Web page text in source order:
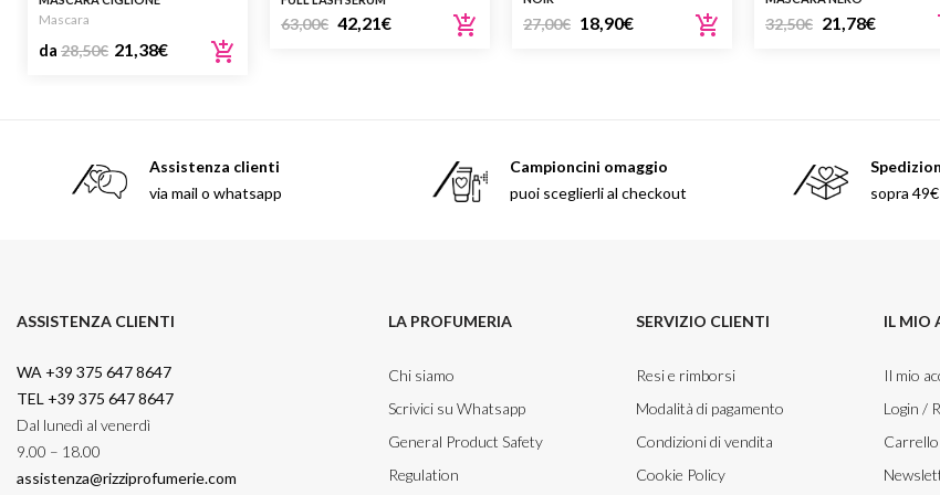
Mascara
da 28,50€ 21,38€
63,00€ 42,21€ 27,00€ 18,90€ 32,50€ 21,78€
Assistenza clienti
via mail o whatsapp
Campioncini omaggio
puoi sceglierli al checkout
sopra
ASSISTENZA CLIENTI
WA +39 375 647 8647
TEL +39 375 647 8647
Dal lunedì al venerdì
9.00 – 18.00
assistenza@rizziprofumerie.com
LA PROFUMERIA
Chi siamo
Scrivici su Whatsapp
General Product Safety
Regulation
SERVIZIO CLIENTI
Resi e rimborsi
Modalità di pagamento
Condizioni di vendita
Cookie Policy
IL MIO
Il mio
Login /
Carrello